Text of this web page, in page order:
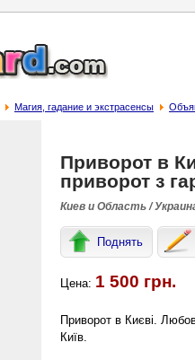
Магия, гадание и экстрасенсы
Приворот в
приворот з
Киев и Область /
Поднять
Цена: 1 500 грн.
Приворот в Києві.
Київ.